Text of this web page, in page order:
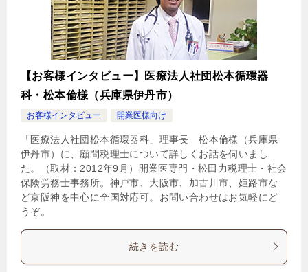
【お客様インタビュー】医療法人社団松本循環器
科・松本倫様（兵庫県伊丹市）
お客様インタビュー 開業医様向け
「医療法人社団松本循環器科」理事長 松本倫様（兵庫県
伊丹市）に、顧問税理士について詳しくお話を伺いまし
た。（取材：2012年9月）開業医専門・松田力税理士・社会
保険労務士事務所。神戸市、大阪市、加古川市、姫路市な
ど京阪神を中心に全国対応可。お問い合わせはお気軽にど
うぞ。
続きを読む